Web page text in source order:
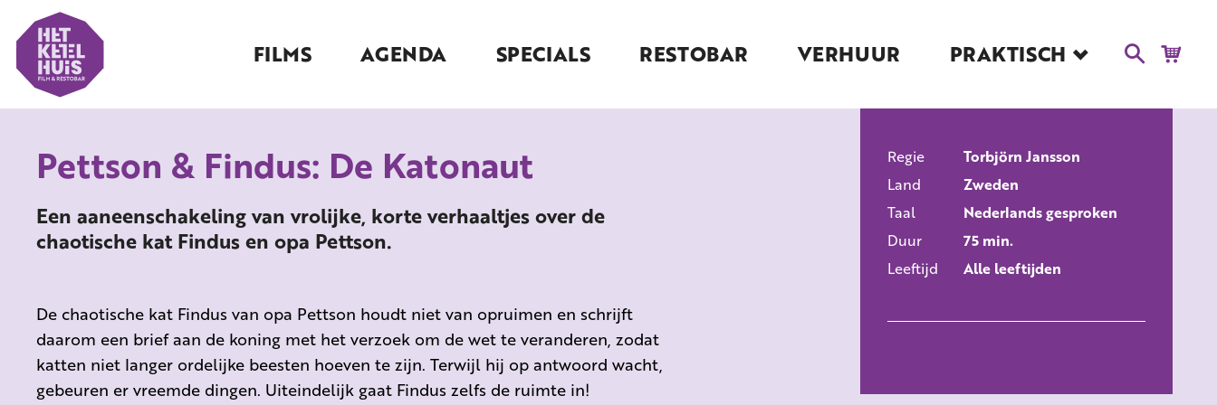
FILMS AGENDA SPECIALS RESTOBAR VERHUUR PRAKTISCH
Blog
Educatie
Kaartverkoop en
Tarieven
Over Het Ketelhuis
Vacatures
Pettson & Findus: De Katonaut
Een aaneenschakeling van vrolijke, korte verhaaltjes over de
chaotische kat Findus en opa Pettson.
De chaotische kat Findus van opa Pettson houdt niet van opruimen en schrijft
daarom een brief aan de koning met het verzoek om de wet te veranderen, zodat
katten niet langer ordelijke beesten hoeven te zijn. Terwijl hij op antwoord wacht,
gebeuren er vreemde dingen. Uiteindelijk gaat Findus zelfs de ruimte in!
ALLE FILMS
Regie
Torbjörn Jansson
Land
Zweden
Taal
Nederlands gesproken
Duur
75 min.
Leeftijd
Alle leeftijden